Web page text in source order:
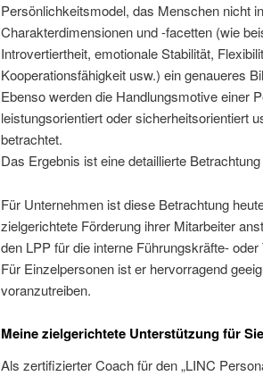
Persönlichkeitsmodel, das Menschen nicht
Charakterdimensionen und -facetten (wie
Introvertiertheit, emotionale Stabilität,
Kooperationsfähigkeit usw.) ein genaueres
Ebenso werden die Handlungsmotive einer
leistungsorientiert oder sicherheitsorientiert
betrachtet.
Das Ergebnis ist eine detaillierte
Für Unternehmen ist diese Betrachtung
zielgerichtete Förderung ihrer Mitarbeiter
den LPP für die interne Führungskräfte-
Für Einzelpersonen ist er hervorragend
voranzutreiben.
Meine zielgerichtete Unterstützung für Sie
Als zertifizierter Coach für den „LINC